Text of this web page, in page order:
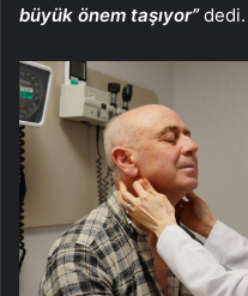
büyük önem taşıyor”dedi.